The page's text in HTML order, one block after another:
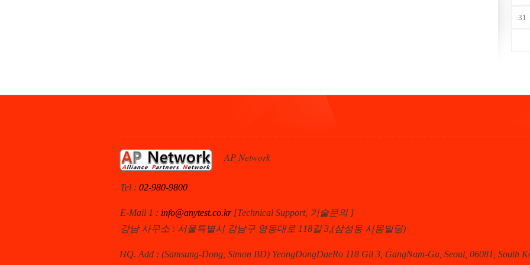
31
AP Network
Tel : 02-980-9800
E-Mail 1 : info@anytest.co.kr [Technical Support, 기술문의 ]
강남 사무소 : 서울특별시 강남구 영동대로 118길 3,(삼성동 시몽빌딩)
HQ. Add : (Samsung-Dong, Simon BD) YeongDongDaeRo 118 Gil 3, GangNam-Gu, Seoul, 06081, South